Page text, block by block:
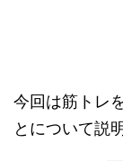
今回は筋トレ
とについて説